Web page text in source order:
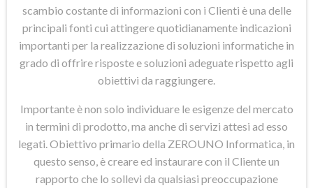
scambio costante di informazioni con i Clienti è una delle
principali fonti cui attingere quotidianamente indicazioni
importanti per la realizzazione di soluzioni informatiche in
grado di offrire risposte e soluzioni adeguate rispetto agli
obiettivi da raggiungere.
Importante è non solo individuare le esigenze del mercato
in termini di prodotto, ma anche di servizi attesi ad esso
legati. Obiettivo primario della ZEROUNO Informatica, in
questo senso, è creare ed instaurare con il Cliente un
rapporto che lo sollevi da qualsiasi preoccupazione